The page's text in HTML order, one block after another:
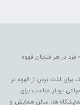
در هر فنجان قهوه
برای لذت بردن از قهوه در
بویلر مناسب برای
ها، سالن همایش و